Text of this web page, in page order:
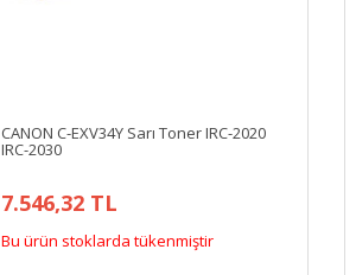
CANON C-EXV34Y Sarı Toner IRC-2020
IRC-2030
7.546,32 TL
Bu ürün stoklarda tükenmiştir